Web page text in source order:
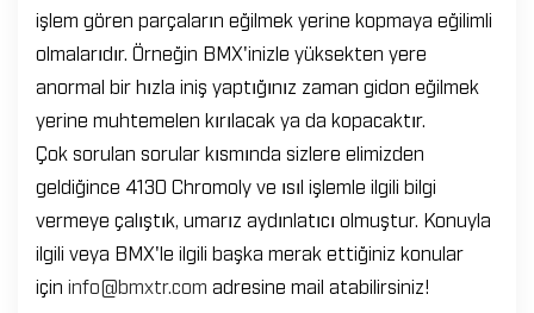
işlem gören parçaların eğilmek yerine kopmaya eğilimli
olmalarıdır. Örneğin BMX'inizle yüksekten yere
anormal bir hızla iniş yaptığınız zaman gidon eğilmek
yerine muhtemelen kırılacak ya da kopacaktır.
Çok sorulan sorular kısmında sizlere elimizden
geldiğince 4130 Chromoly ve ısıl işlemle ilgili bilgi
vermeye çalıştık, umarız aydınlatıcı olmuştur. Konuyla
ilgili veya BMX'le ilgili başka merak ettiğiniz konular
için info@bmxtr.com adresine mail atabilirsiniz!